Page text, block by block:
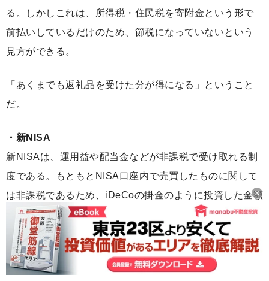
る。しかしこれは、所得税・住民税を寄附金という形で
前払いしているだけのため、節税になっていないという
見方ができる。
「あくまでも返礼品を受けた分が得になる」ということ
だ。
・新NISA
新NISAは、運用益や配当金などが非課税で受け取れる制
度である。もともとNISA口座内で売買したものに関して
は非課税であるため、iDeCoの掛金のように投資した金額
を所得から控除され所得税・住民税を節税できるわけで
はない。
これらのうち不動産投資と新NISAを利用した投資は、家